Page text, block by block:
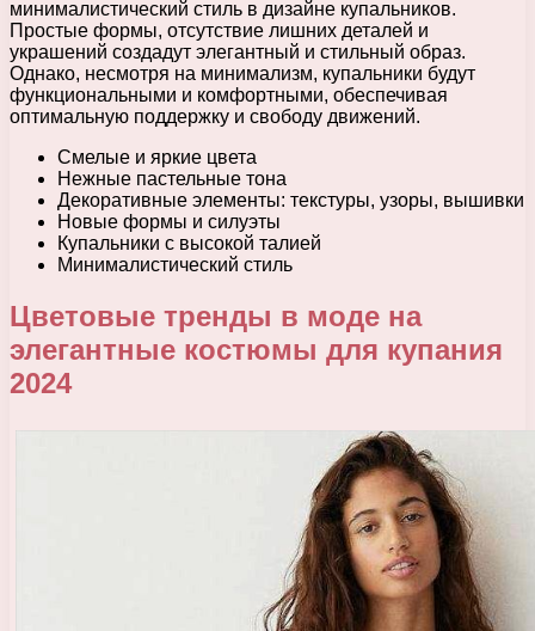
минималистический стиль в дизайне купальников.
Простые формы, отсутствие лишних деталей и
украшений создадут элегантный и стильный образ.
Однако, несмотря на минимализм, купальники будут
функциональными и комфортными, обеспечивая
оптимальную поддержку и свободу движений.
Смелые и яркие цвета
Нежные пастельные тона
Декоративные элементы: текстуры, узоры, вышивки
Новые формы и силуэты
Купальники с высокой талией
Минималистический стиль
Цветовые тренды в моде на
элегантные костюмы для купания
2024